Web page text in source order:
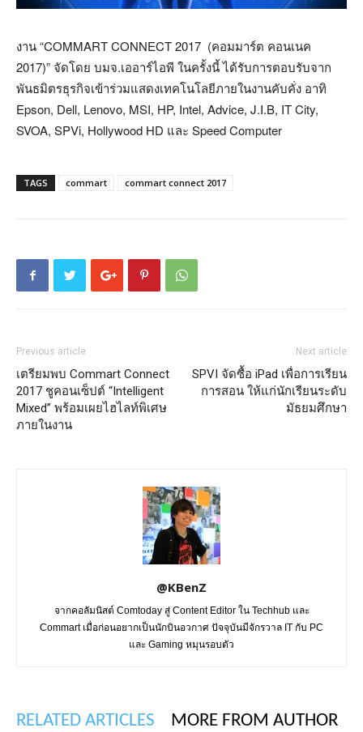
งาน “COMMART CONNECT 2017 (คอมมาร์ต คอนเนค
2017)” จัดโดย บมจ.เออาร์ไอพี ในครั้งนี้ ได้รับการตอบรับจาก
พันธมิตรธุรกิจเข้าร่วมแสดงเทคโนโลยีภายในงานคับคั่ง อาทิ
Epson, Dell, Lenovo, MSI, HP, Intel, Advice, J.I.B, IT City,
SVOA, SPVi, Hollywood HD และ Speed Computer
TAGS commart commart connect 2017
Previous article
เตรียมพบ Commart Connect
2017 ชูคอนเซ็ปต์ “Intelligent
Mixed” พร้อมเผยไฮไลท์พิเศษ
ภายในงาน
Next article
SPVI จัดซื้อ iPad เพื่อการเรียน
การสอน ให้แก่นักเรียนระดับ
มัธยมศึกษา
@KBenZ
จากคอลัมนิสต์ Comtoday สู่ Content Editor ใน Techhub และ
Commart เมื่อก่อนอยากเป็นนักบินอวกาศ ปัจจุบันมีจักรวาล IT กับ PC
และ Gaming หมุนรอบตัว
RELATED ARTICLES MORE FROM AUTHOR